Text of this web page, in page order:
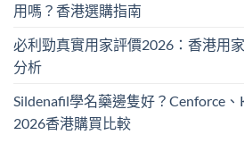
用嗎？香港選購指南
必利勁真實用家評價2026：香港用
分析
Sildenafil學名藥邊隻好？Cenforce
2026香港購買比較